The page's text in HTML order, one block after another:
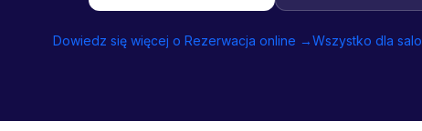
Dowiedz się więcej o Rezerwacja online →Wszystko dla